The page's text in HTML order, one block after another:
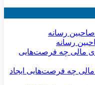
رسانه
مالی چه فرصت‌هایی ایجاد